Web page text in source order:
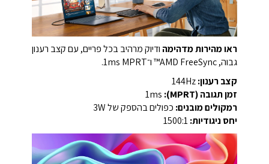
ראו מהירות מדהימה ודיוק מרהיב בכל פריים, עם קצב רענון
גבוה, ‏AMD FreeSync™‏ ו־1ms MPRT.
קצב רענון:
זמן תגובה (MPRT):
רמקולים מובנים: כפולים בהספק של 3W
יחס ניגודיות: